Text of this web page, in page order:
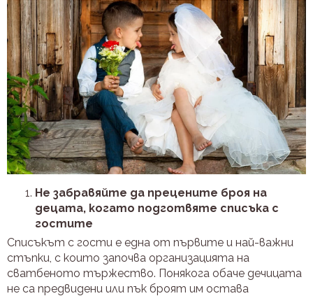
Не забравяйте да прецените броя на
децата, когато подготвяте списъка с
гостите
Списъкът с гости е една от първите и най-важни
стъпки, с които започва организацията на
сватбеното тържество. Понякога обаче дечицата
не са предвидени или пък броят им остава